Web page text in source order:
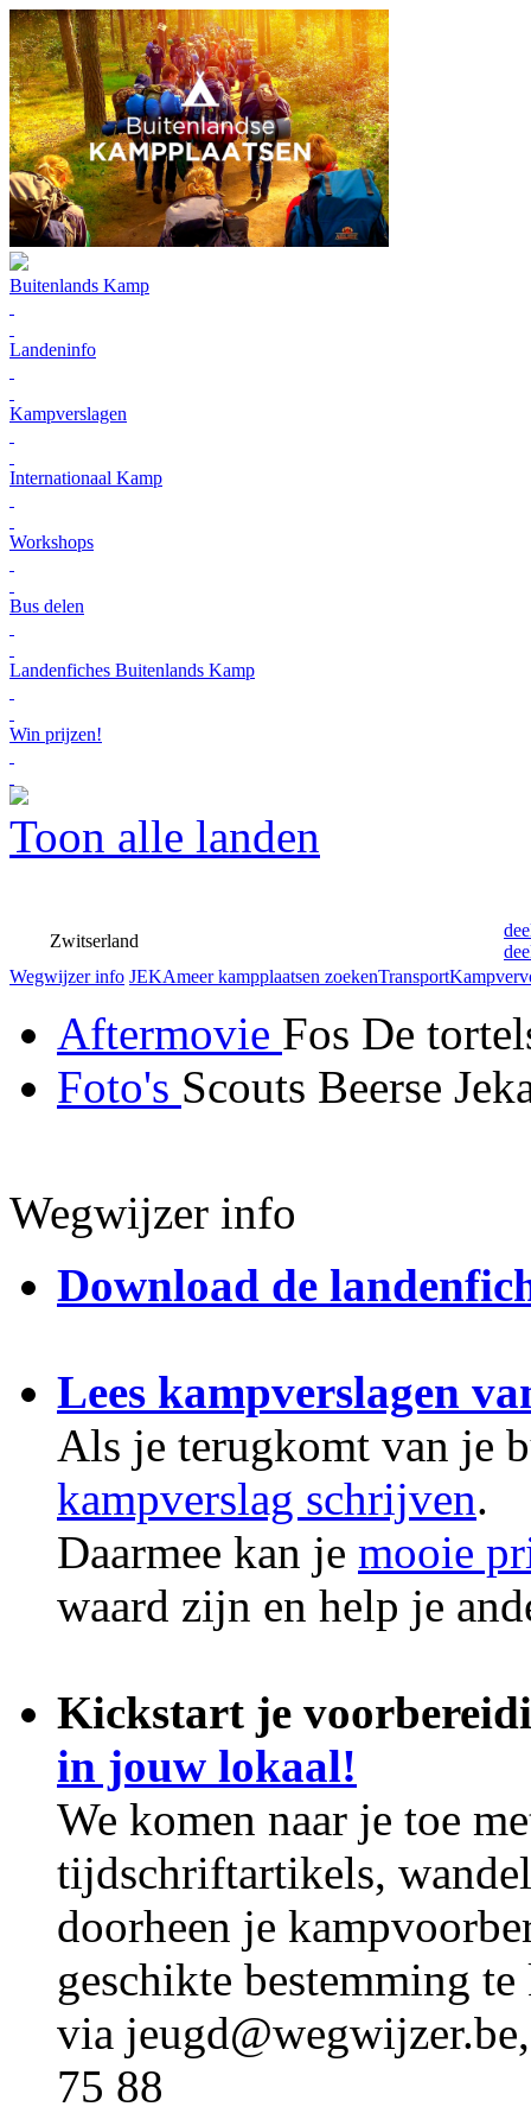
Buitenlands Kamp
Landeninfo
Kampverslagen
Internationaal Kamp
Workshops
Bus delen
Landenfiches Buitenlands Kamp
Win prijzen!
Toon alle landen
Zwitserland
Wegwijzer info JEKAmeer kampplaatsen zoekenTransport
Aftermovie Fos De
Foto's Scouts Beerse
Wegwijzer info
Download de
Lees kampverslagen
Als je terugkomt van je
kampverslag schrijven.
Daarmee kan je mooie
waard zijn en help je
Kickstart je
in jouw lokaal!
We komen naar je toe
tijdschriftartikels,
doorheen je
geschikte bestemming
via
75 88